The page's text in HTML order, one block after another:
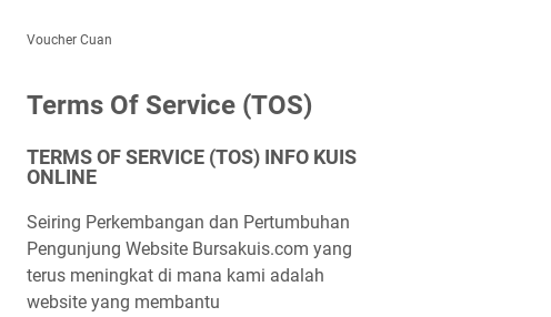
Voucher Cuan
Terms Of Service (TOS)
TERMS OF SERVICE (TOS) INFO KUIS
ONLINE
Seiring Perkembangan dan Pertumbuhan
Pengunjung Website Bursakuis.com yang
terus meningkat di mana kami adalah
website yang membantu